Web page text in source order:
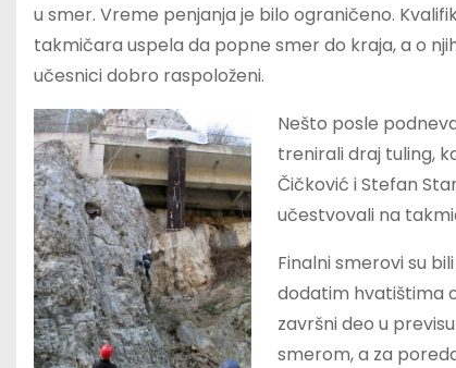
u smer. Vreme penjanja je bilo ograničeno.
takmičara uspela da popne smer do kraja, a o
učesnici dobro raspoloženi.
Nešto posle
trenirali draj tuling,
Čičković i Stefan
učestvovali na
Finalni smerovi su
dodatim hvatištima
završni deo u
smerom, a za